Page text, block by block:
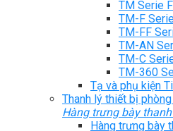
TM Serie
TM-F
TM-FF
TM-AN
TM-C
TM-360
Tạ và phụ kiện
Thanh lý thiết bị
Hàng trưng bày
Hàng trưng bày